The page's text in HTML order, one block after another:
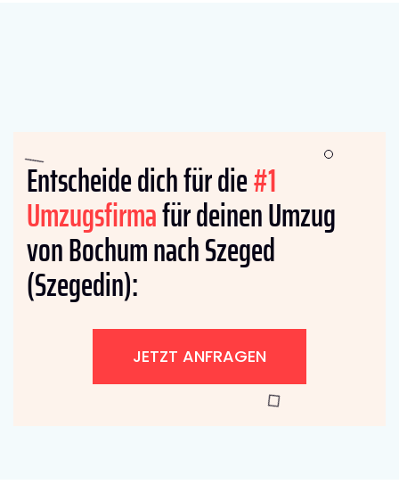
Entscheide dich für die#1
Umzugsfirmafür deinen Umzug
von Bochum nach Szeged
(Szegedin):
JETZT ANFRAGEN